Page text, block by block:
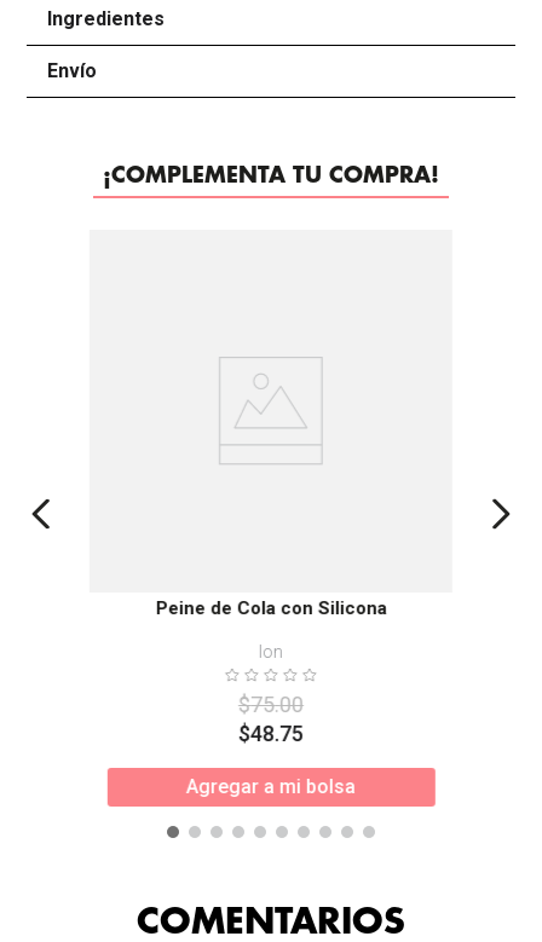
Ingredientes
Envío
¡COMPLEMENTA TU COMPRA!
Peine de Cola con Silicona
Ion
$75.00
$48.75
Agregar a mi bolsa
COMENTARIOS